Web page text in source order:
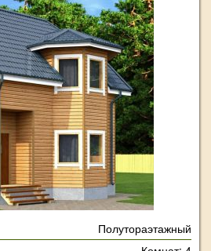
Полутораэтажный